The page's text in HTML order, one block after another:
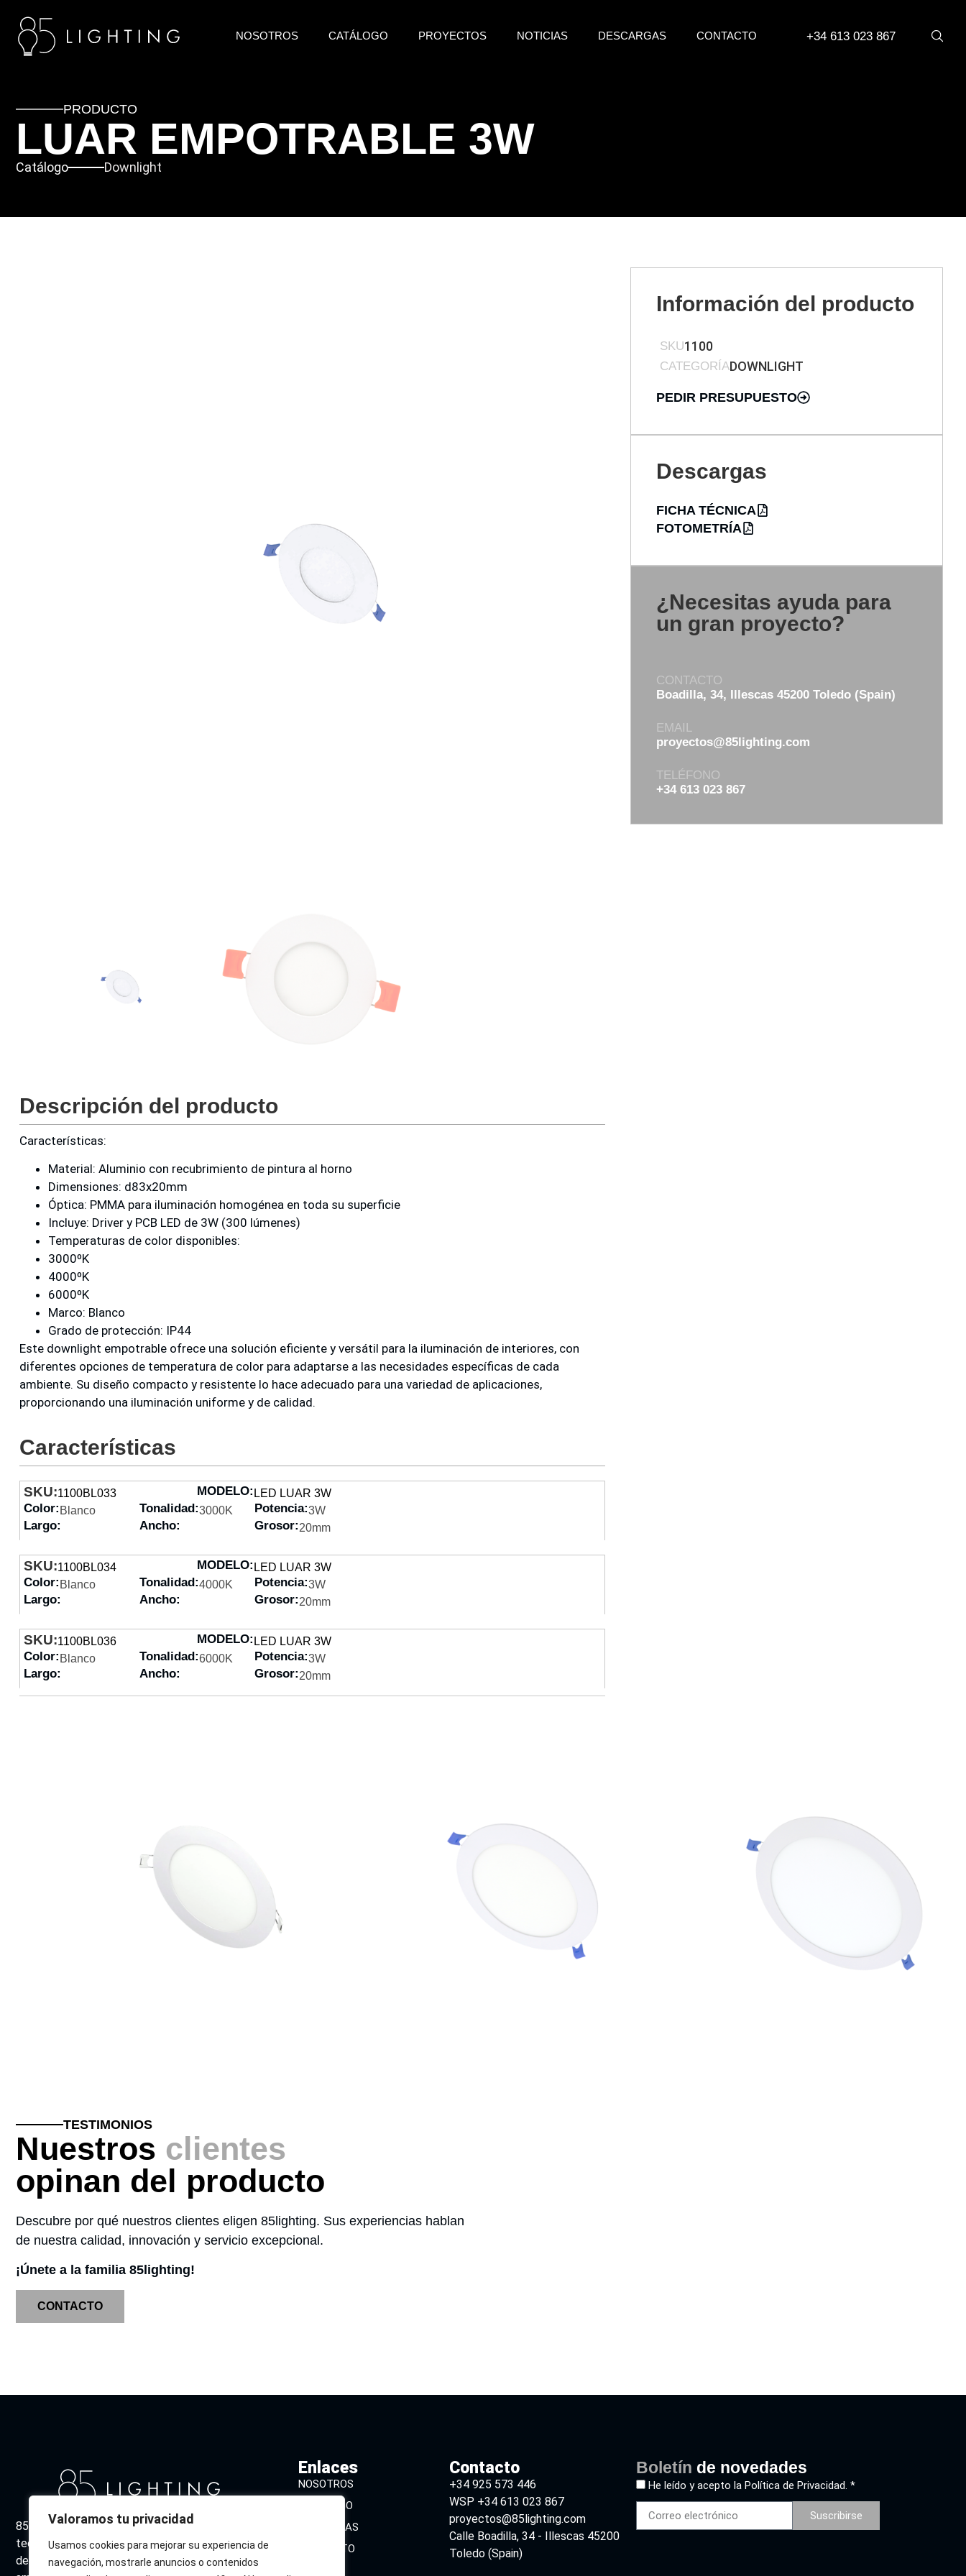
Valoramos tu privacidad
Usamos cookies para mejorar su experiencia de
navegación, mostrarle anuncios o contenidos
NOSOTROS CATÁLOGO PROYECTOS NOTICIAS DESCARGAS CONTACTO +34 613 023 867
PRODUCTO
LUAR EMPOTRABLE 3W
Catálogo Downlight
Descripción del producto
Características:
Material: Aluminio con recubrimiento de pintura al horno
Dimensiones: d83x20mm
Óptica: PMMA para iluminación homogénea en toda su superficie
Incluye: Driver y PCB LED de 3W (300 lúmenes)
Temperaturas de color disponibles:
3000ºK
4000ºK
6000ºK
Marco: Blanco
Grado de protección: IP44
Este downlight empotrable ofrece una solución eficiente y versátil para la iluminación de interiores, con
diferentes opciones de temperatura de color para adaptarse a las necesidades específicas de cada
ambiente. Su diseño compacto y resistente lo hace adecuado para una variedad de aplicaciones,
proporcionando una iluminación uniforme y de calidad.
Características
SKU:1100BL033 MODELO: LED LUAR 3W
Color: Blanco Tonalidad:3000K Potencia:3W
Largo: Ancho: Grosor:20mm
SKU:1100BL034 MODELO: LED LUAR 3W
Color: Blanco Tonalidad:4000K Potencia:3W
Largo: Ancho: Grosor:20mm
SKU:1100BL036 MODELO: LED LUAR 3W
Color: Blanco Tonalidad:6000K Potencia:3W
Largo: Ancho: Grosor:20mm
Información del producto
SKU1100
CATEGORÍADOWNLIGHT
PEDIR PRESUPUESTO
Descargas
FICHA TÉCNICA
FOTOMETRÍA
¿Necesitas ayuda para
un gran proyecto?
CONTACTO
Boadilla, 34, Illescas 45200 Toledo (Spain)
EMAIL
proyectos@85lighting.com
TELÉFONO
+34 613 023 867
TESTIMONIOS
Nuestros clientes
opinan del producto
Descubre por qué nuestros clientes eligen 85lighting. Sus experiencias hablan
de nuestra calidad, innovación y servicio excepcional.
¡Únete a la familia 85lighting!
CONTACTO
85 Lighting combina diseño vanguardista y
tecnología sostenible para ofrecer soluciones
de iluminación excepcionales. Expertos en crear
Enlaces
NOSOTROS
CATÁLOGO
DESCARGAS
CONTACTO
Contacto
+34 925 573 446
WSP +34 613 023 867
proyectos@85lighting.com
Calle Boadilla, 34 - Illescas 45200
Toledo (Spain)
Boletín de novedades
He leído y acepto la Política de Privacidad. *
Suscribirse